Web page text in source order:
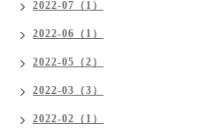
2022-07（1）
2022-06（1）
2022-05（2）
2022-03（3）
2022-02（1）